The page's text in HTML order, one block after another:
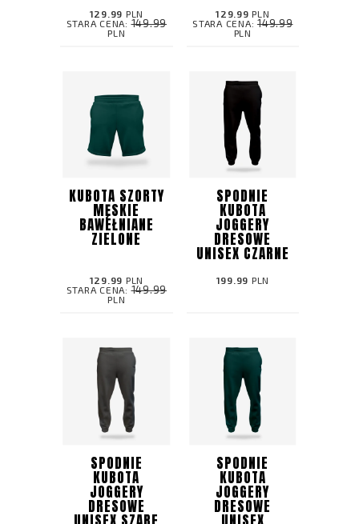
129.99 PLN
STARA CENA:149.99
PLN
129.99 PLN
STARA CENA: 149.99
PLN
KUBOTA SZORTY
MĘSKIE
BAWEŁNIANE
ZIELONE
129.99 PLN
STARA CENA:149.99
PLN
SPODNIE
KUBOTA
JOGGERY
DRESOWE
UNISEX CZARNE
199.99 PLN
SPODNIE
KUBOTA
JOGGERY
DRESOWE
SPODNIE
KUBOTA
JOGGERY
DRESOWE